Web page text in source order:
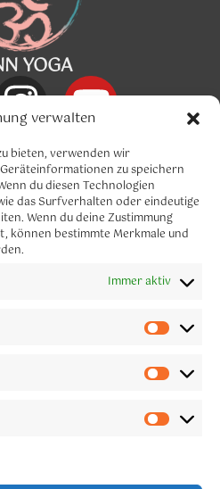
verwalten
bieten, verwenden wir
zu speichern
du diesen Technologien
das Surfverhalten oder eindeutige
Wenn du deine Zustimmung
können bestimmte Merkmale und
Immer aktiv
YOGA
YOGA